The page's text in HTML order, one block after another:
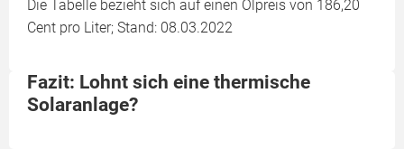
Die Tabelle bezieht sich auf einen Ölpreis von 186,20
Cent pro Liter; Stand: 08.03.2022
Fazit: Lohnt sich eine thermische
Solaranlage?